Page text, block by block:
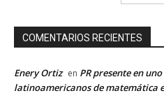
COMENTARIOS RECIENTES
Enery Ortiz en PR presente en
latinoamericanos de matemática